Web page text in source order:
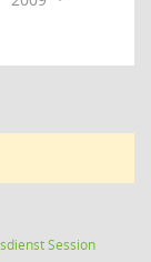
Session(Wird in